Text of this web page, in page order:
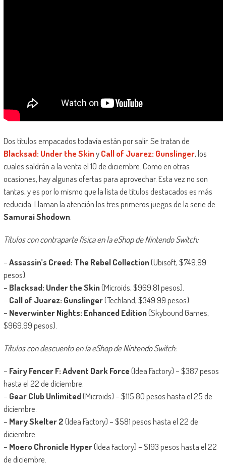
Dos títulos empacados todavía están por salir. Se tratan de
Blacksad: Under the SkinyCall of Juarez: Gunslinger, los
cuales saldrán a la venta el 10 de diciembre. Como en otras
ocasiones, hay algunas ofertas para aprovechar. Esta vez no son
tantas, y es por lo mismo que la lista de títulos destacados es más
reducida. Llaman la atención los tres primeros juegos de la serie de
Samurai Shodown.
Títulos con contraparte física en la eShop de Nintendo Switch:
–Assassin’s Creed: The Rebel Collection(Ubisoft, $749.99
pesos).
– Blacksad: Under the Skin(Microids, $969.81 pesos).
– Call of Juarez: Gunslinger(Techland, $349.99 pesos).
– Neverwinter Nights: Enhanced Edition(Skybound Games,
$969.99 pesos).
Títulos con descuento en la eShop de Nintendo Switch:
– Fairy Fencer F: Advent Dark Force(Idea Factory) – $387 pesos
hasta el 22 de diciembre.
– Gear Club Unlimited(Microids) – $115.80 pesos hasta el 25 de
diciembre.
– Mary Skelter 2(Idea Factory) – $581 pesos hasta el 22 de
diciembre.
– Moero Chronicle Hyper(Idea Factory) – $193 pesos hasta el 22
de diciembre.